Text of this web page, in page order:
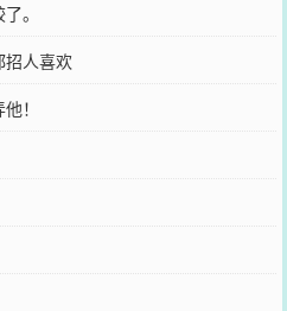
。
招人喜欢
！